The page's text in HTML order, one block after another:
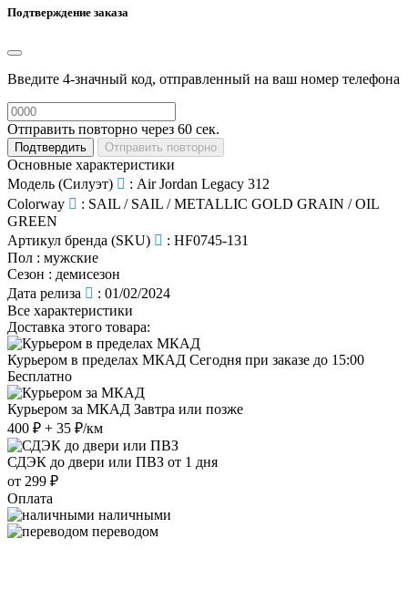
Подтверждение заказа
Введите 4-значный код, отправленный на ваш номер телефона
Отправить повторно через 60 сек.
Подтвердить Отправить повторно
Основные характеристики
Модель (Силуэт)
: Air Jordan Legacy 312
Colorway
: SAIL / SAIL / METALLIC GOLD GRAIN / OIL
GREEN
Артикул бренда (SKU)
: HF0745-131
Пол : мужские
Сезон : демисезон
Дата релиза
: 01/02/2024
Все характеристики
Доставка этого товара:
Курьером в пределах МКАД Сегодня при заказе до 15:00
Бесплатно
Курьером за МКАД Завтра или позже
400 ₽ + 35 ₽/км
СДЭК до двери или ПВЗ от 1 дня
от 299 ₽
Оплата
наличными
переводом